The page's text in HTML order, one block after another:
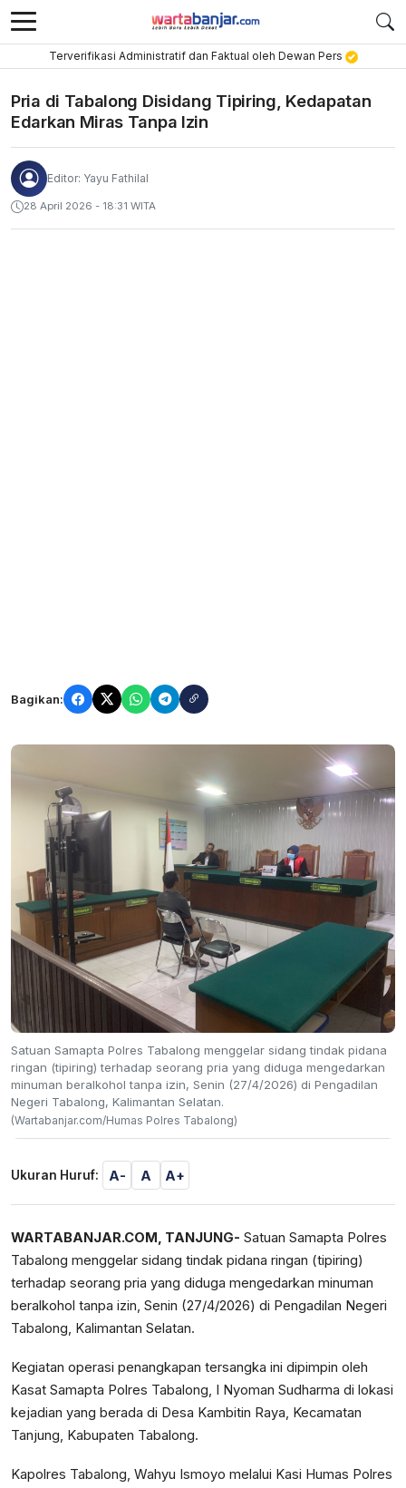
Terverifikasi Administratif dan Faktual oleh Dewan Pers
Pria di Tabalong Disidang Tipiring, Kedapatan
Edarkan Miras Tanpa Izin
Editor: Yayu Fathilal
28 April 2026 - 18:31 WITA
Bagikan:
Satuan Samapta Polres Tabalong menggelar sidang tindak pidana
ringan (tipiring) terhadap seorang pria yang diduga mengedarkan
minuman beralkohol tanpa izin, Senin (27/4/2026) di Pengadilan
Negeri Tabalong, Kalimantan Selatan.
(Wartabanjar.com/Humas Polres Tabalong)
Ukuran Huruf: A- A A+
WARTABANJAR.COM, TANJUNG- Satuan Samapta Polres
Tabalong menggelar sidang tindak pidana ringan (tipiring)
terhadap seorang pria yang diduga mengedarkan minuman
beralkohol tanpa izin, Senin (27/4/2026) di Pengadilan Negeri
Tabalong, Kalimantan Selatan.
Kegiatan operasi penangkapan tersangka ini dipimpin oleh
Kasat Samapta Polres Tabalong, I Nyoman Sudharma di lokasi
kejadian yang berada di Desa Kambitin Raya, Kecamatan
Tanjung, Kabupaten Tabalong.
Kapolres Tabalong, Wahyu Ismoyo melalui Kasi Humas Polres